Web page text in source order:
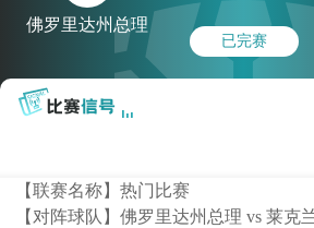
佛罗里达州总理
已完赛
【联赛名称】热门比赛
【对阵球队】佛罗里达州总理 vs 莱克